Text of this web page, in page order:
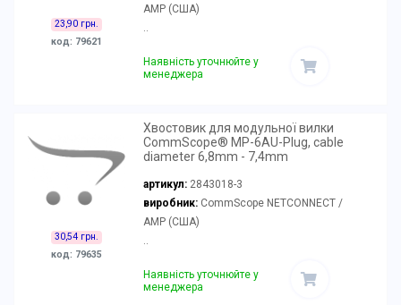
23,90 грн.
код: 79621
AMP (США)
Наявність уточнюйте у
менеджера
30,54 грн.
код: 79635
Хвостовик для модульної вилки
CommScope® MP-6AU-Plug, cable
diameter 6,8mm - 7,4mm
артикул: 2843018-3
виробник:CommScope NETCONNECT /
AMP (США)
Наявність уточнюйте у
менеджера